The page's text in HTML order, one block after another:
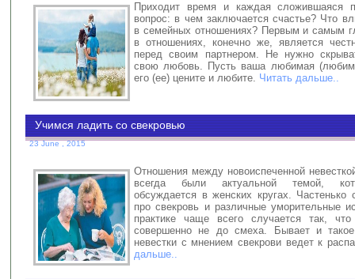
Приходит время и каждая сложившаяся
вопрос: в чем заключается счастье? Что
в семейных отношениях? Первым и самым
в отношениях, конечно же, является
перед своим партнером. Не нужно
свою любовь. Пусть ваша любимая
его (ее) цените и любите. Читать дальше..
Учимся ладить со свекровью
23 June , 2015
Отношения между новоиспеченной
всегда были актуальной темой,
обсуждается в женских кругах.
про свекровь и различные уморительные
практике чаще всего случается так,
совершенно не до смеха. Бывает и
невестки с мнением свекрови ведет к
дальше..